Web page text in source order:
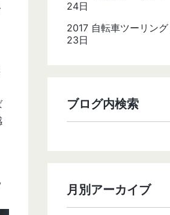
24日
2017 自転車ツーリン
23日
ブログ内検索
月別アーカイブ